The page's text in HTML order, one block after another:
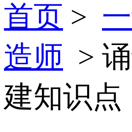
首页 >
造师 >
建知识点